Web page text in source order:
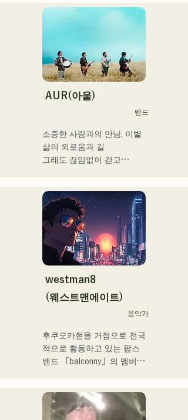
가되고 있다.
「Porter Robinson JAPAN
tour」 「VIRTUAFREAK@
신키바 AGEHA」 등 다수 출
연
최근에는 송 라이팅, 리믹스
워크를 정력적으로 실시하고
있어, VTuber 「텐키 오코
메」라고 퓨처링한 「Life
기록. 이 곡은 Spotify 공식
플레이리스트들이도 한다.
그 외에도 「홀로 라이브」
NEGI☆U에의 악곡 제공,
2022년말에 발표의 holox
「상야 리페인트」는 200만
재생을 돌파 등 메이저 씬으
후쿠오카 스쿨 오브 뮤직 &
스과 강사.
AUR(아울)
밴드
소중한 사람과의 만남, 이별
삶의 외로움과 길
그래도 끊임없이 걷고
개성적인 배열로
노래 만들기
희망을 연주하고 말하는 밴
드
westman8
(웨스트맨에이트)
음악가
후쿠오카현을 거점으로 전국
적으로 활동하고 있는 팝스
밴드 「balconny」의 멤버인
부터 솔로 프로젝트를 시동.
음악 생성 AI를 활용한 악곡